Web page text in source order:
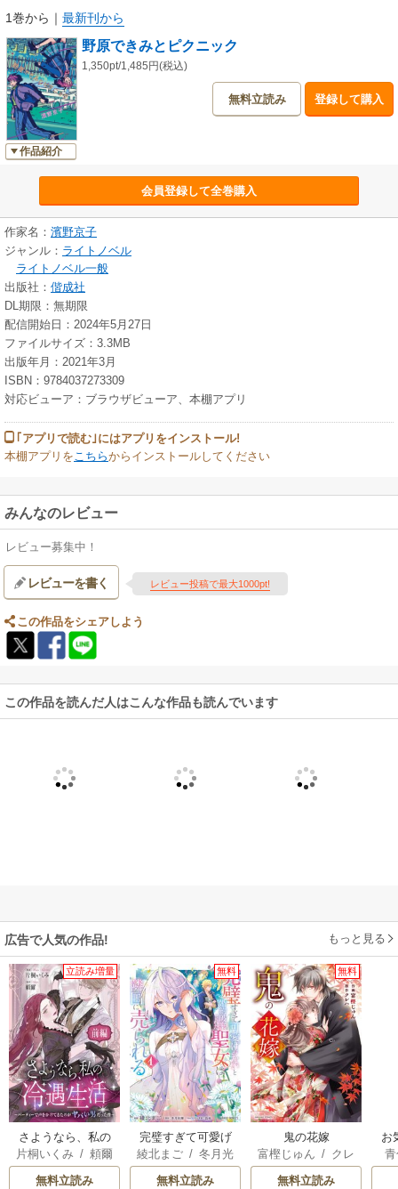
1巻から ｜ 最新刊から
作品紹介
野原できみとピクニック
1,350pt/1,485円(税込)
無料立読み 登録して購入
会員登録して全巻購入
作家名： 濱野京子
ジャンル： ライトノベル
ライトノベル一般
出版社： 偕成社
DL期限：無期限
配信開始日：2024年5月27日
ファイルサイズ：3.3MB
出版年月：2021年3月
ISBN：9784037273309
対応ビューア：ブラウザビューア、本棚アプリ
｢アプリで読む｣にはアプリをインストール!
本棚アプリを こちらからインストールしてください
みんなのレビュー
レビュー募集中！
レビューを書く レビュー投稿で最大1000pt!
この作品をシェアしよう
この作品を読んだ人はこんな作品も読んでいます
広告で人気の作品! もっと見る
立読み増量
さようなら、私の
冷遇生活 ～パーテ
ィーで声をかけて
片桐いくみ / 頼爾
無料立読み
無料
完璧すぎて可愛げ
がないと婚約破棄
された聖女は隣国
綾北まご /冬月光
輝/昌未
無料立読み
無料
鬼の花嫁
富樫じゅん / クレ
ハ
無料立読み
お